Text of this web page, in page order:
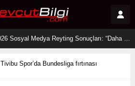
2 Ağustos 2026 Sosyal Medya Reyting Sonuçları: “Daha 17” Ekranlara Ambargo Koydu!
Tivibu Spor’da Bundesliga fırtınası